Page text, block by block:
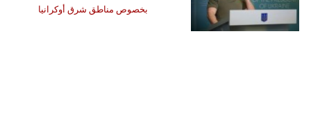
بخصوص مناطق شرق أوكرانيا